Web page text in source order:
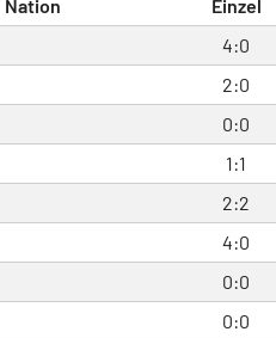
Nation Einzel
4:0
2:0
0:0
1:1
2:2
4:0
0:0
0:0